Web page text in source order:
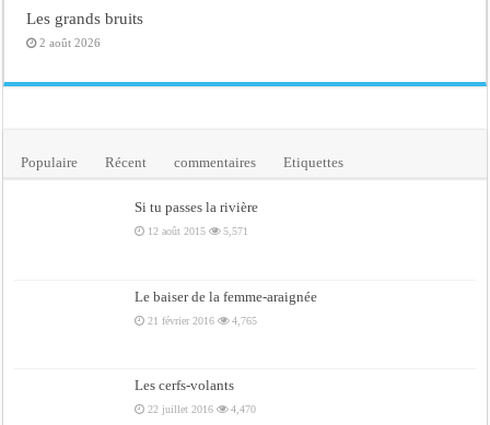
Les grands bruits
2 août 2026
Populaire Récent commentaires Etiquettes
Si tu passes la rivière
12 août 2015 5,571
Le baiser de la femme-araignée
21 février 2016 4,765
Les cerfs-volants
22 juillet 2016 4,470